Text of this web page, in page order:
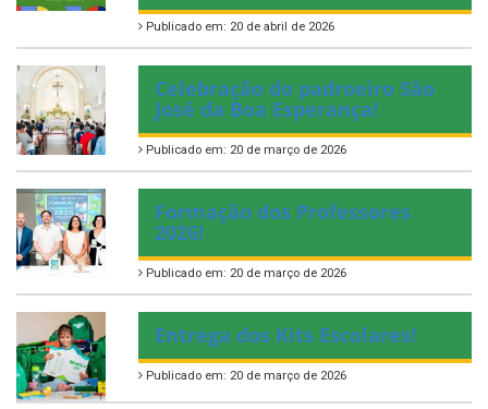
Publicado em: 20 de abril de 2026
Celebração do padroeiro São
José da Boa Esperança!
Publicado em: 20 de março de 2026
Formação dos Professores
2026!
Publicado em: 20 de março de 2026
Entrega dos Kits Escolares!
Publicado em: 20 de março de 2026